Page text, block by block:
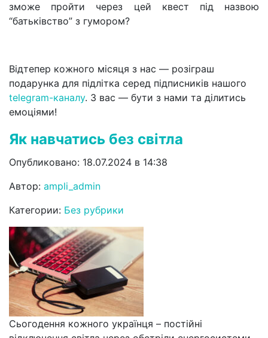
зможе пройти через цей квест під назвою
“батьківство” з гумором?
Відтепер кожного місяця з нас — розіграш
подарунка для підлітка серед підписників нашого
telegram-каналу. З вас — бути з нами та ділитись
емоціями!
Як навчатись без світла
Опубликовано: 18.07.2024 в 14:38
Автор: ampli_admin
Категории: Без рубрики
Сьогодення кожного українця – постійні